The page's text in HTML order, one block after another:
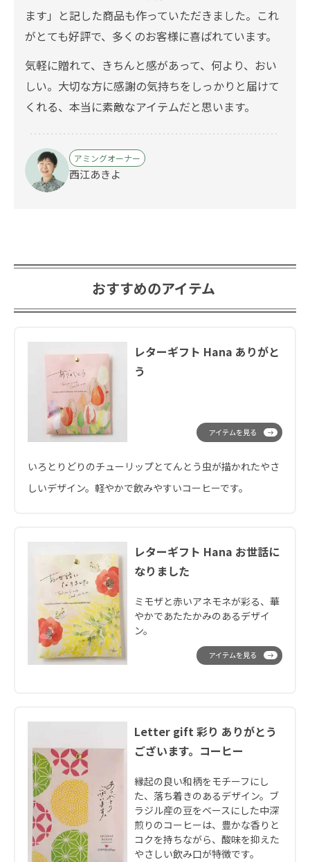
ます」と記した商品も作っていただきました。これ
がとても好評で、多くのお客様に喜ばれています。
気軽に贈れて、きちんと感があって、何より、おい
しい。大切な方に感謝の気持ちをしっかりと届けて
くれる、本当に素敵なアイテムだと思います。
アミングオーナー
西江あきよ
おすすめのアイテム
レターギフト Hana ありがと
う
いろとりどりのチューリップとてんとう虫が描かれたやさ
しいデザイン。軽やかで飲みやすいコーヒーです。
アイテムを見る
レターギフト Hana お世話に
なりました
ミモザと赤いアネモネが彩る、華
やかであたたかみのあるデザイ
ン。
アイテムを見る
Letter gift 彩り ありがとう
ございます。コーヒー
縁起の良い和柄をモチーフにし
た、落ち着きのあるデザイン。ブ
ラジル産の豆をベースにした中深
煎りのコーヒーは、豊かな香りと
コクを持ちながら、酸味を抑えた
やさしい飲み口が特徴です。